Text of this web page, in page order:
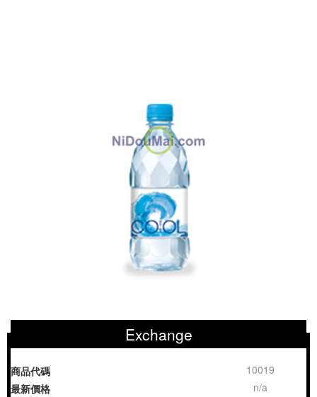
Exchange
商品代碼
10019
最新價格
n/a